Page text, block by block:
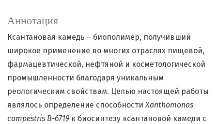
Аннотация
Ксантановая камедь – биополимер, получивший
широкое применение во многих отраслях пищевой,
фармацевтической, нефтяной и косметологической
промышленности благодаря уникальным
реологическим свойствам. Целью настоящей работы
являлось определение способностиXanthomonas
campestris B-6719 к биосинтезу ксантановой камеди с